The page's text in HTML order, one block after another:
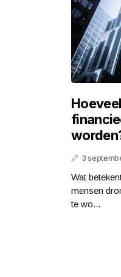
3
Wat
mensen
te wo...